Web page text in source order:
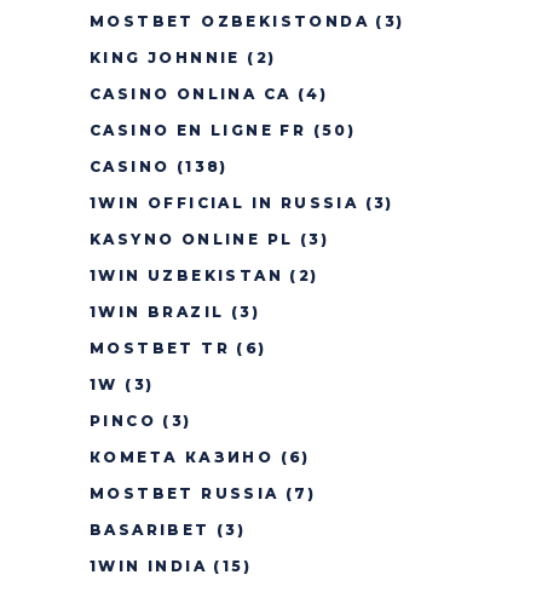
MOSTBET OZBEKISTONDA (3)
KING JOHNNIE (2)
CASINO ONLINA CA (4)
CASINO EN LIGNE FR (50)
CASINO (138)
1WIN OFFICIAL IN RUSSIA (3)
KASYNO ONLINE PL (3)
1WIN UZBEKISTAN (2)
1WIN BRAZIL (3)
MOSTBET TR (6)
1W (3)
PINCO (3)
КОМЕТА КАЗИНО (6)
MOSTBET RUSSIA (7)
BASARIBET
(3)
1WIN INDIA (15)